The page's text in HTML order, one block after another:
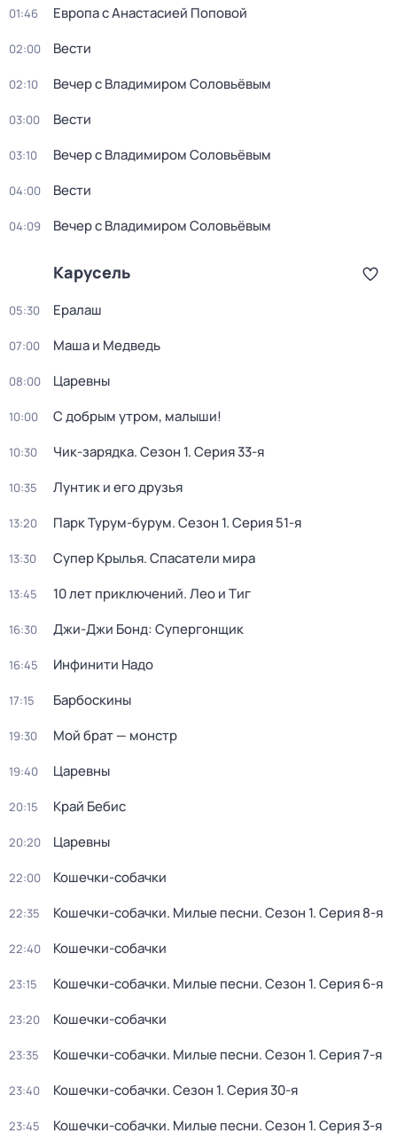
01:46 Европа с Анастасией Поповой
02:00 Вести
02:10 Вечер с Владимиром Соловьёвым
03:00 Вести
03:10 Вечер с Владимиром Соловьёвым
04:00 Вести
04:09 Вечер с Владимиром Соловьёвым
Карусель
05:30 Ералаш
07:00 Маша и Медведь
08:00 Царевны
10:00 С добрым утром, малыши!
10:30 Чик-зарядка. Сезон 1. Серия 33-я
10:35 Лунтик и его друзья
13:20 Парк Турум-бурум. Сезон 1. Серия 51-я
13:30 Супер Крылья. Спасатели мира
13:45 10 лет приключений. Лео и Тиг
16:30 Джи-Джи Бонд: Супергонщик
16:45 Инфинити Надо
17:15 Барбоскины
19:30 Мой брат — монстр
19:40 Царевны
20:15 Край Бебис
20:20 Царевны
22:00 Кошечки-собачки
22:35 Кошечки-собачки. Милые песни. Сезон 1. Серия 8-я
22:40 Кошечки-собачки
23:15 Кошечки-собачки. Милые песни. Сезон 1. Серия 6-я
23:20 Кошечки-собачки
23:35 Кошечки-собачки. Милые песни. Сезон 1. Серия 7-я
23:40 Кошечки-собачки. Сезон 1. Серия 30-я
23:45 Кошечки-собачки. Милые песни. Сезон 1. Серия 3-я